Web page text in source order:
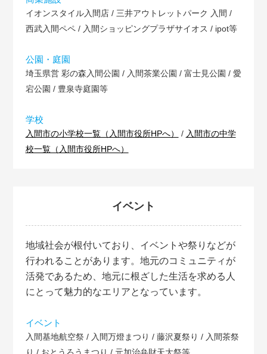
イオンスタイル入間店 / 三井アウトレットパーク 入間 /
西武入間ペペ / 入間ショッピングプラザサイオス / ipot等
公園・庭園
埼玉県営 彩の森入間公園 / 入間茶業公園 / 富士見公園 / 愛
宕公園 / 豊泉寺庭園等
学校
入間市の小学校一覧（入間市役所HPへ） / 入間市の中学
校一覧（入間市役所HPへ）
イベント
地域社会が根付いており、イベントや祭りなどが
行われることがあります。地元のコミュニティが
活発であるため、地元に根ざした生活を求める人
にとって魅力的なエリアとなっています。
イベント
入間基地航空祭 / 入間万燈まつり / 藤沢夏祭り / 入間茶祭
り / おとうろうまつり / 元加治弁財天大祭等